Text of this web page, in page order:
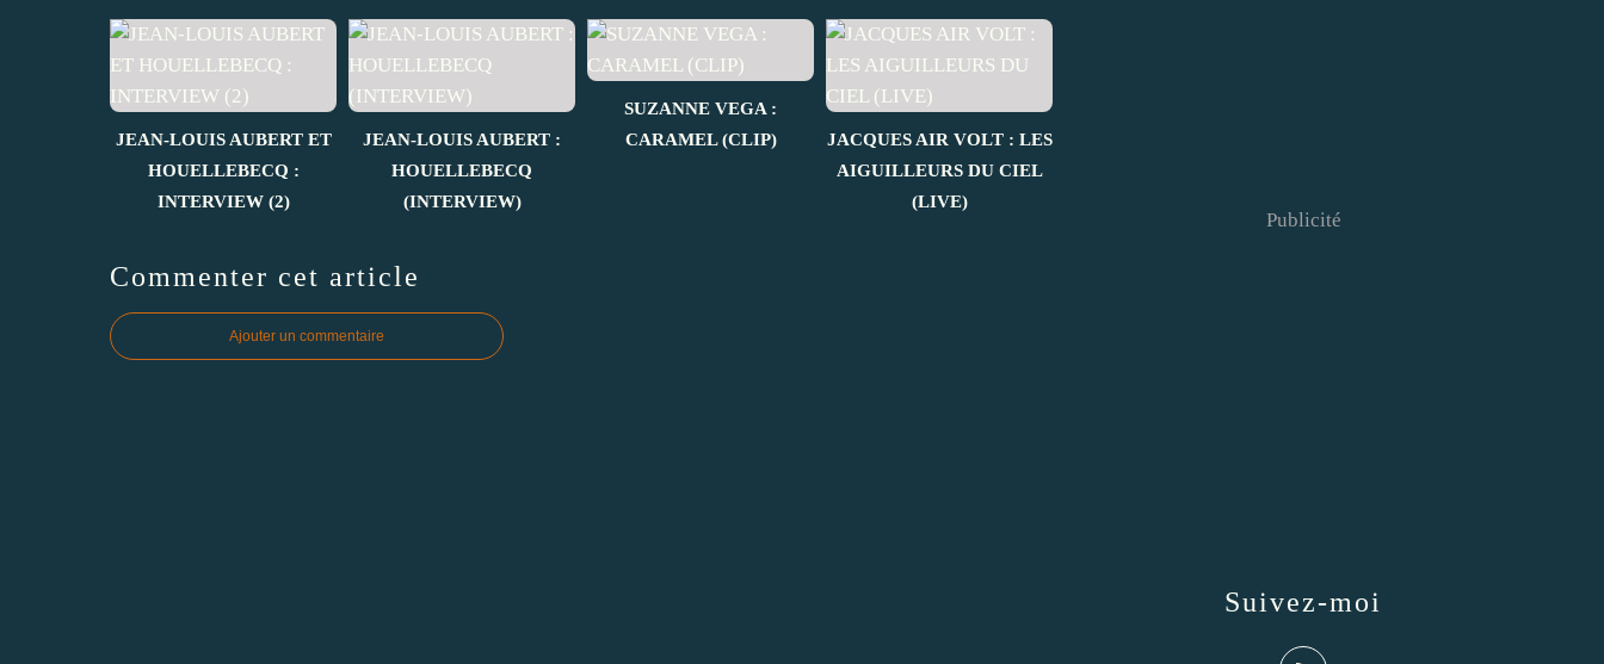
JEAN-LOUIS AUBERT ET
HOUELLEBECQ :
INTERVIEW (2)
JEAN-LOUIS AUBERT :
HOUELLEBECQ
(INTERVIEW)
SUZANNE VEGA :
CARAMEL (CLIP)
JACQUES AIR VOLT : LES
AIGUILLEURS DU CIEL
(LIVE)
Commenter cet article
Ajouter un commentaire
Suivez-moi
Publicité